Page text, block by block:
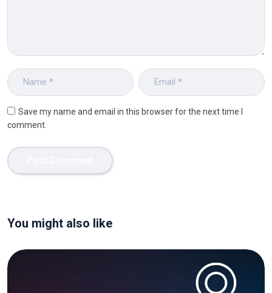
Save my name and email in this browser for the next time I
comment.
You might also like